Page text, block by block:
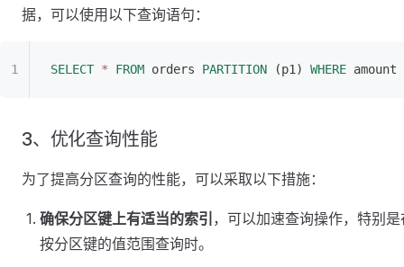
据，可以使用以下查询语句：
SELECT * FROM orders PARTITION (p1) WHERE amount
3、优化查询性能
为了提高分区查询的性能，可以采取以下措施：
确保分区键上有适当的索引 ，可以加速查询操作，特别是
按分区键的值范围查询时。